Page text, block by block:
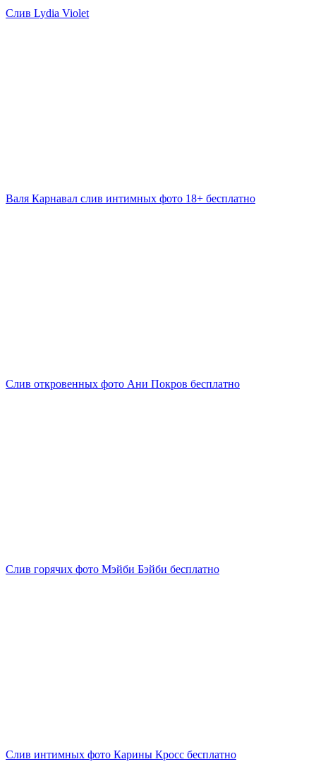
Слив Lydia Violet
Валя Карнавал слив интимных фото 18+ бесплатно
Слив откровенных фото Ани Покров бесплатно
Слив горячих фото Мэйби Бэйби бесплатно
Слив интимных фото Карины Кросс бесплатно